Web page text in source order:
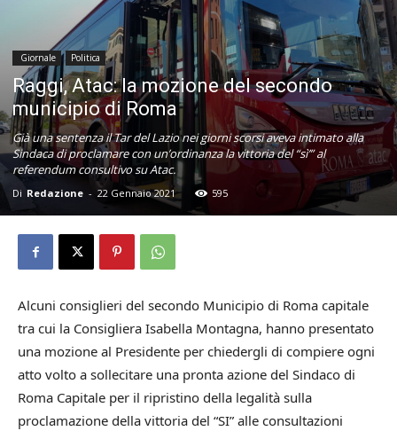
Giornale Politica
Raggi, Atac: la mozione del secondo
municipio di Roma
Già una sentenza il Tar del Lazio nei giorni scorsi aveva intimato alla
Sindaca di proclamare con un’ordinanza la vittoria del “sì’” al
referendum consultivo su Atac.
Di Redazione - 22 Gennaio 2021 595
Alcuni consiglieri del secondo Municipio di Roma capitale
tra cui la Consigliera Isabella Montagna, hanno presentato
una mozione al Presidente per chiedergli di compiere ogni
atto volto a sollecitare una pronta azione del Sindaco di
Roma Capitale per il ripristino della legalità sulla
proclamazione della vittoria del “SI” alle consultazioni